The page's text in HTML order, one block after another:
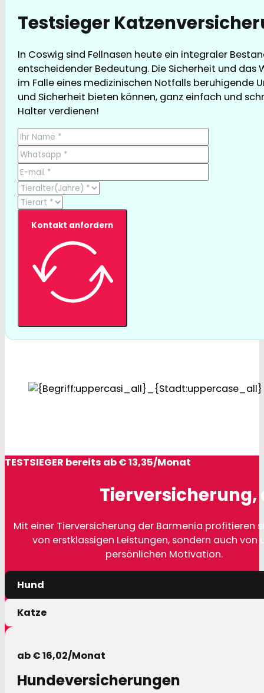
Testsieger
In Coswig sind Fellnasen heute ein integraler
entscheidender Bedeutung. Die Sicherheit und das
im Falle eines medizinischen Notfalls beruhigende
und Sicherheit bieten können, ganz einfach und
Halter verdienen!
Kontakt anfordern
TESTSIEGER bereits ab € 13,35/Monat
Tierversicherung,
Mit einer Tierversicherung der Barmenia profitieren
von erstklassigen Leistungen, sondern auch von
persönlichen Motivation.
Hund
Katze
ab € 16,02/Monat
Hundeversicherungen